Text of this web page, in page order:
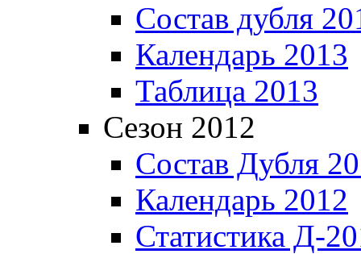
Состав дубля
Календарь 2013
Таблица 2013
Сезон 2012
Состав Дубля
Календарь 2012
Статистика Д-